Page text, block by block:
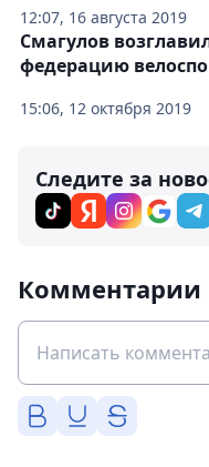
12:07, 16 августа 2019
15:06, 12 октября 2019
Смагулов
федерацию
Следите за
Комментарии